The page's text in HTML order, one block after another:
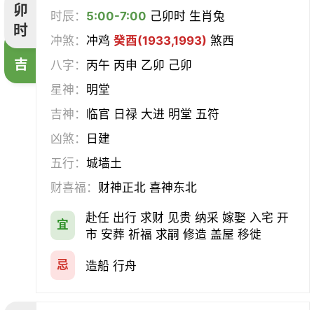
卯
时
吉
时辰： 5:00-7:00 己卯时 生肖兔
冲煞：冲鸡癸酉(1933,1993) 煞西
八字： 丙午 丙申 乙卯 己卯
星神： 明堂
吉神： 临官 日禄 大进 明堂 五符
凶煞：
日建
五行：城墙土
财喜福： 财神正北 喜神东北
宜
赴任 出行 求财 见贵 纳采 嫁娶 入宅 开
市 安葬 祈福 求嗣 修造 盖屋 移徙
忌 造船 行舟